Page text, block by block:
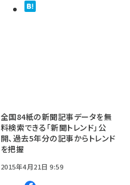
全国84紙の新聞記事データを無
料検索できる「新聞トレンド」公
開、過去5年分の記事からトレンド
を把握
2015年4月21日 9:59